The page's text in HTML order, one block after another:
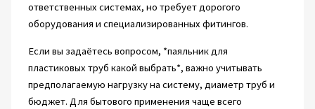
ответственных системах, но требует дорогого
оборудования и специализированных фитингов.
Если вы задаётесь вопросом, *паяльник для
пластиковых труб какой выбрать*, важно учитывать
предполагаемую нагрузку на систему, диаметр труб и
бюджет. Для бытового применения чаще всего